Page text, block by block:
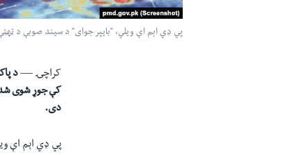
پي ډي اېم اې ویلي، "بايپر جوای" د سيند صوبې د ټهټې سيمې نه جنوب 580 کلوميټره او اورماړې
کراچۍ —د
کې جوړ شوی
دی.
پي ډي اېم اې ویلي،